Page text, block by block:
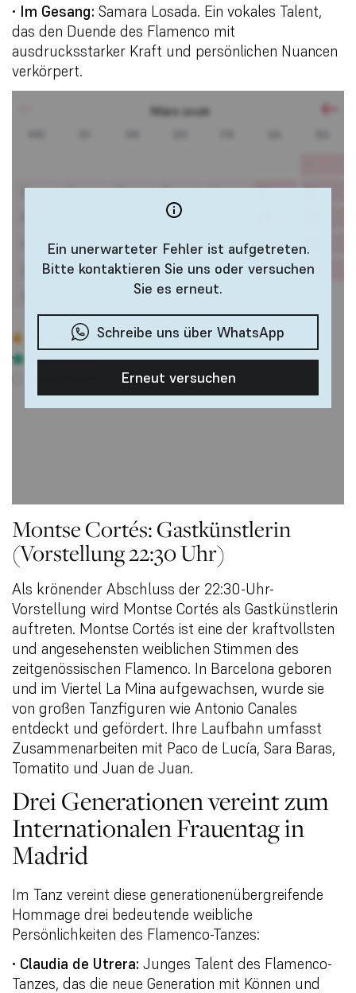
• Im Gesang: Samara Losada. Ein vokales Talent,
das den Duende des Flamenco mit
ausdrucksstarker Kraft und persönlichen Nuancen
verkörpert.
Montse Cortés: Gastkünstlerin
(Vorstellung 22:30 Uhr)
Als krönender Abschluss der 22:30-Uhr-
Vorstellung wird Montse Cortés als Gastkünstlerin
auftreten. Montse Cortés ist eine der kraftvollsten
und angesehensten weiblichen Stimmen des
zeitgenössischen Flamenco. In Barcelona geboren
und im Viertel La Mina aufgewachsen, wurde sie
von großen Tanzfiguren wie Antonio Canales
entdeckt und gefördert. Ihre Laufbahn umfasst
Zusammenarbeiten mit Paco de Lucía, Sara Baras,
Tomatito und Juan de Juan.
Drei Generationen vereint zum
Internationalen Frauentag in
Madrid
Im Tanz vereint diese generationenübergreifende
Hommage drei bedeutende weibliche
Persönlichkeiten des Flamenco-Tanzes:
• Claudia de Utrera: Junges Talent des Flamenco-
Tanzes, das die neue Generation mit Können und